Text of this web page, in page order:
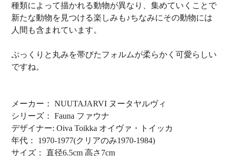
種類によって描かれる動物が異なり、集めていくことで
新たな動物を見つける楽しみも♪ちなみにその動物には
人間も含まれています。
ぷっくりと丸みを帯びたフォルムが柔らかく可愛らしい
ですね。
メーカー： NUUTAJARVI ヌータヤルヴィ
シリーズ： Fauna ファウナ
デザイナー: Oiva Toikka オイヴァ・トイッカ
年代： 1970-1977(クリアのみ1970-1984)
サイズ： 直径6.5cm 高さ7cm